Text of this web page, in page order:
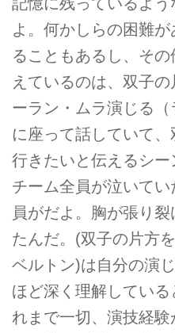
よ。何かしらの困難
ることもあるし、そ
えているのは、双子
ーラン・ムラ演じる
に座って話していて
行きたいと伝えるシ
チーム全員が泣いて
員がだよ。胸が張り
たんだ。(双子の片方
ベルトン)は自分の演
ほど深く理解してい
れまで一切、演技経